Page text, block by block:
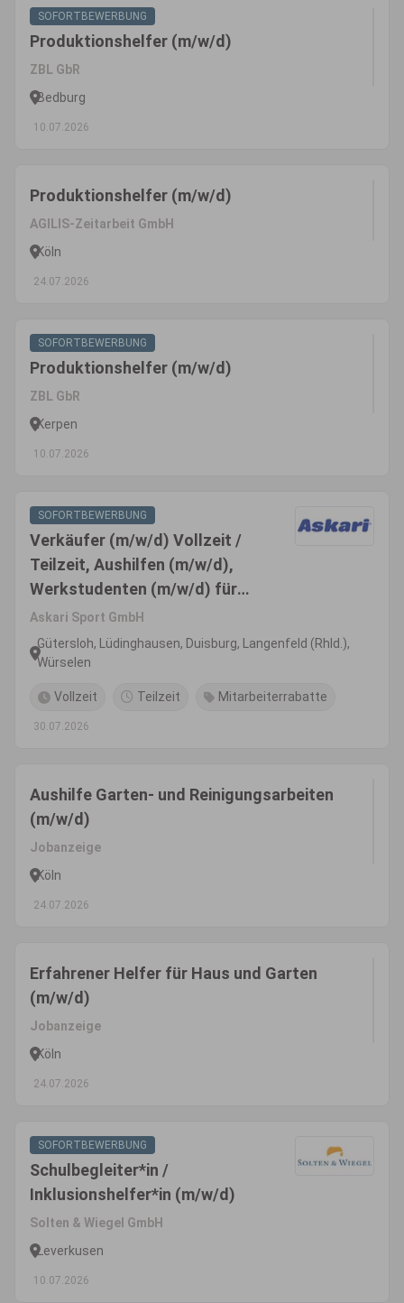
SOFORTBEWERBUNG
Produktionshelfer (m/w/d)
ZBL GbR
Bedburg
10.07.2026
Produktionshelfer (m/w/d)
AGILIS-Zeitarbeit GmbH
Köln
24.07.2026
SOFORTBEWERBUNG
Produktionshelfer (m/w/d)
ZBL GbR
Kerpen
10.07.2026
SOFORTBEWERBUNG
Verkäufer (m/w/d) Vollzeit /
Teilzeit, Aushilfen (m/w/d),
Werkstudenten (m/w/d) für
Angel- und Jagdbedarf
Askari Sport GmbH
Gütersloh, Lüdinghausen, Duisburg, Langenfeld (Rhld.),
Würselen
Vollzeit Teilzeit Mitarbeiterrabatte
30.07.2026
Aushilfe Garten- und Reinigungsarbeiten
(m/w/d)
Jobanzeige
Köln
24.07.2026
Erfahrener Helfer für Haus und Garten
(m/w/d)
Jobanzeige
Köln
24.07.2026
SOFORTBEWERBUNG
Schulbegleiter*in /
Inklusionshelfer*in (m/w/d)
Solten & Wiegel GmbH
Leverkusen
10.07.2026